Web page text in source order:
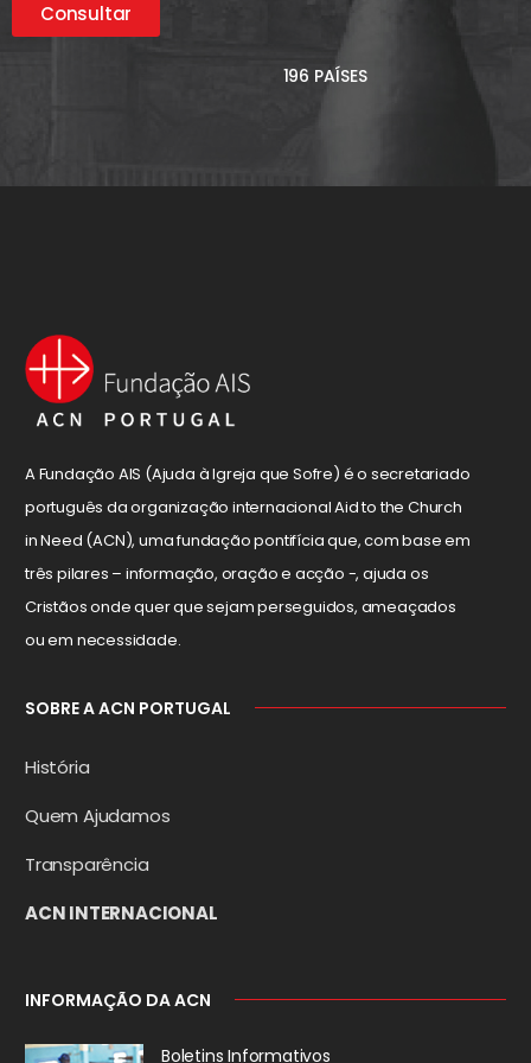
Consultar
196 PAÍSES
A Fundação AIS (Ajuda à Igreja que Sofre) é o secretariado
português da organização internacional Aid to the Church
in Need (ACN), uma fundação pontifícia que, com base em
três pilares – informação, oração e acção -, ajuda os
Cristãos onde quer que sejam perseguidos, ameaçados
ou em necessidade.
SOBRE A ACN PORTUGAL
História
Quem Ajudamos
Transparência
ACN INTERNACIONAL
INFORMAÇÃO DA ACN
Boletins Informativos